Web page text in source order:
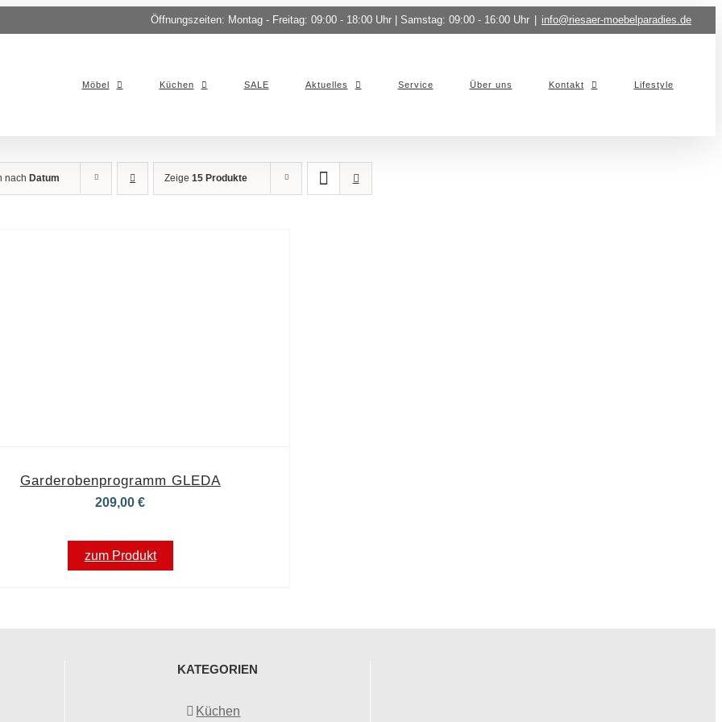
Öffnungszeiten: Montag - Freitag: 09:00 - 18:00 Uhr | Samstag: 09:00 - 16:00 Uhr info@riesaer-moebelparadies.de
Möbel Küchen SALE Aktuelles Service Über uns Kontakt Lifestyle
nach Datum Zeige15 Produkte
Garderobenprogramm GLEDA
209,00€
zum Produkt
KATEGORIEN
Küchen